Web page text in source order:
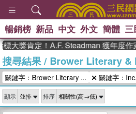
熱搜： 東野
、 The
史是一群喵 、
獎 臺灣漫遊
登輝時代
偉大的迷走
暢銷榜 新品 中文 外文 簡體 三
大獎肯定！A.F. Steadman 獲年度
搜尋結果/ Brower Literary &
關鍵字：Brower Literary ...
關鍵字：Inc.
顯示 排序